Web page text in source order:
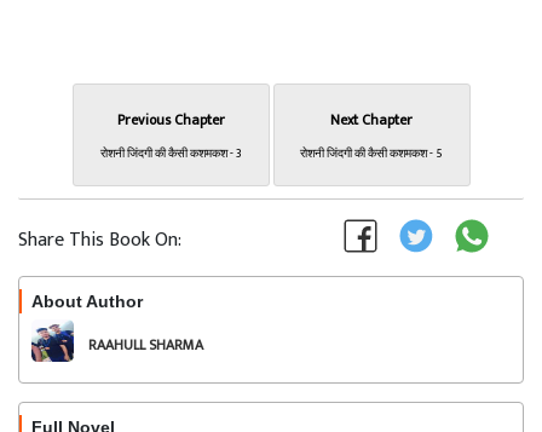
Previous Chapter
रोशनी जिंदगी की कैसी कशमकश - 3
Next Chapter
रोशनी जिंदगी की कैसी कशमकश - 5
Share This Book On:
About Author
RAAHULL SHARMA
Full Novel